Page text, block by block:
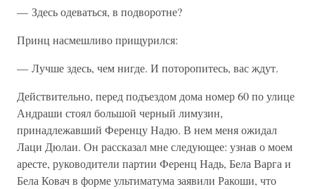
— Здесь одеваться, в подворотне?
Принц насмешливо прищурился:
— Лучше здесь, чем нигде. И поторопитесь, вас ждут.
Действительно, перед подъездом дома номер 60 по улице
Андраши стоял большой черный лимузин,
принадлежавший Ференцу Надю. В нем меня ожидал
Лаци Дюлаи. Он рассказал мне следующее: узнав о моем
аресте, руководители партии Ференц Надь, Бела Варга и
Бела Ковач в форме ультиматума заявили Ракоши, что